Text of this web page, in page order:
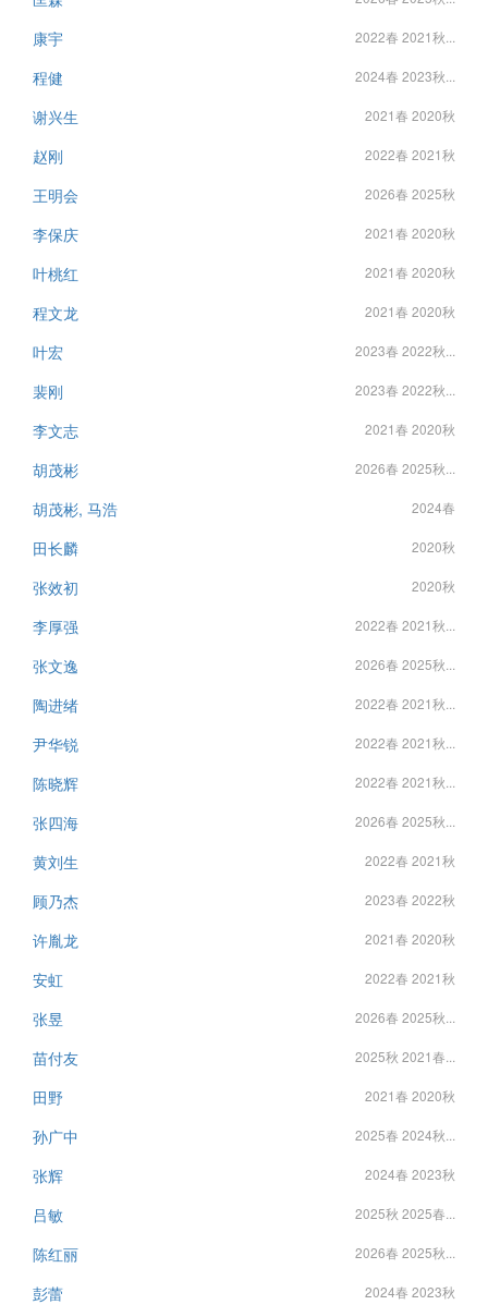
康宇 2022春 2021秋...
程健 2024春 2023秋...
谢兴生 2021春 2020秋
赵刚 2022春 2021秋
王明会 2026春 2025秋
李保庆 2021春 2020秋
叶桃红 2021春 2020秋
程文龙 2021春 2020秋
叶宏 2023春 2022秋...
裴刚 2023春 2022秋...
李文志 2021春 2020秋
胡茂彬 2026春 2025秋...
胡茂彬, 马浩 2024春
田长麟 2020秋
张效初 2020秋
李厚强 2022春 2021秋...
张文逸 2026春 2025秋...
陶进绪 2022春 2021秋...
尹华锐 2022春 2021秋...
陈晓辉 2022春 2021秋...
张四海 2026春 2025秋...
黄刘生 2022春 2021秋
顾乃杰 2023春 2022秋
许胤龙 2021春 2020秋
安虹 2022春 2021秋
张昱 2026春 2025秋...
苗付友 2025秋 2021春...
田野 2021春 2020秋
孙广中 2025春 2024秋...
张辉 2024春 2023秋
吕敏 2025秋 2025春...
陈红丽 2026春 2025秋...
彭蕾 2024春 2023秋